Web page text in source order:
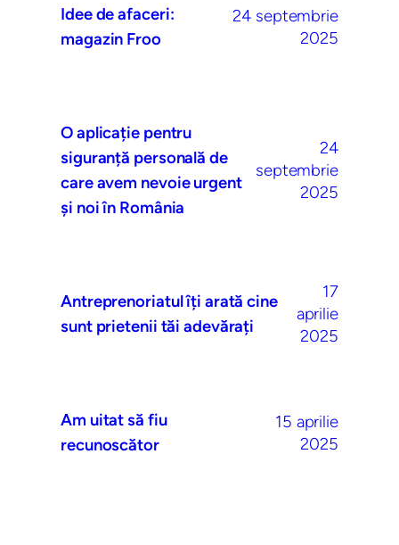
Idee de afaceri:
magazin Froo
24 septembrie
2025
O aplicație pentru
siguranță personală de
care avem nevoie urgent
și noi în România
24
septembrie
2025
Antreprenoriatul îți arată cine
sunt prietenii tăi adevărați
17
aprilie
2025
Am uitat să fiu
recunoscător
15 aprilie
2025